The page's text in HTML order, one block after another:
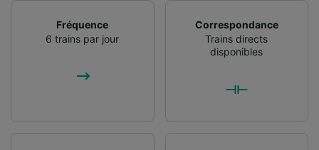
Fréquence
6 trains par jour
Correspondance
Trains directs
disponibles